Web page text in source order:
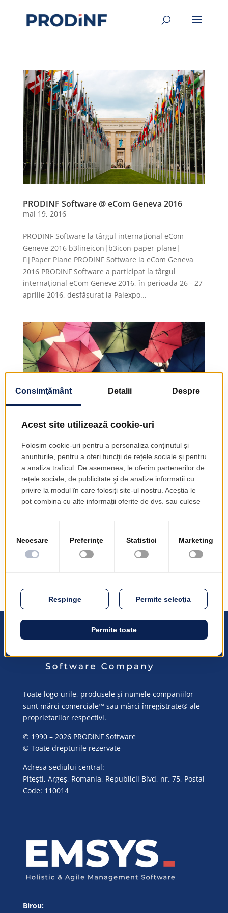
PRODINF Software @ eCom Geneva 2016
mai 19, 2016
PRODINF Software la târgul internațional eCom
Geneve 2016 b3lineicon|b3icon-paper-plane|
|Paper Plane PRODINF Software la eCom Geneva
2016 PRODINF Software a participat la târgul
internațional eCom Geneve 2016, în perioada 26 - 27
aprilie 2016, desfășurat la Palexpo...
Asigurătorul "digital". Impactul asupra
rentabilității și fidelității clienților
dec. 4, 2015
PRODINF Software - gazda evenimentului
"Asigurătorul digital" b3lineicon|b3icon-paper-
profitabilității și loialității clienților", un eveniment
organizat în...
Toate logo-urile, produsele și numele companiilor
sunt mărci comerciale™ sau mărci înregistrate® ale
proprietarilor respectivi.
© 1990 – 2026 PRODiNF Software
© Toate drepturile rezervate
Adresa sediului central:
Pitești, Argeș, Romania, Republicii Blvd, nr. 75, Postal
Code: 110014
Birou: